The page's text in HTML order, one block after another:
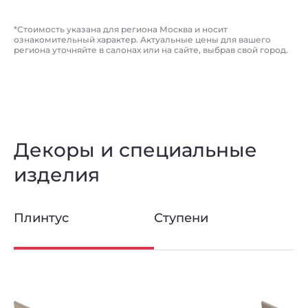
*Стоимость указана для региона Москва и носит
ознакомительный характер. Актуальные цены для вашего
региона уточняйте в салонах или на сайте, выбрав свой город.
Декоры и специальные
изделия
Плинтус Ступени